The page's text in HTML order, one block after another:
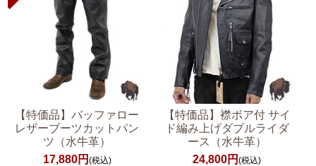
【特価品】バッファロー
レザーブーツカットパン
ツ（水牛革）
17,880円 (税込)
【特価品】襟ボア付 サイ
ド編み上げダブルライダ
ース（水牛革）
24,800円(税込)